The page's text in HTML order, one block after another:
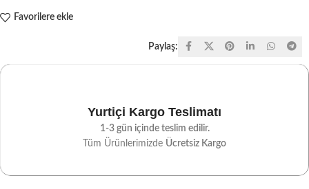
Favorilere ekle
Paylaş:
Yurtiçi Kargo Teslimatı
1-3 gün içinde teslim edilir.
Tüm Ürünlerimizde Ücretsiz Kargo